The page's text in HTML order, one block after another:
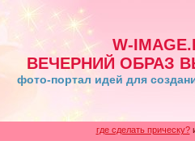
W-
ВЕЧЕРНИЙ ОБРАЗ
фото-портал идей для
где сделать прическу?